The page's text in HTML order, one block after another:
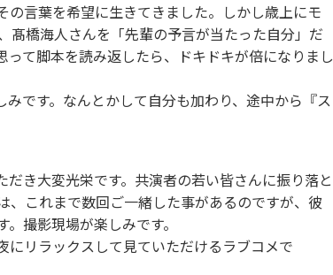
言葉を希望に生きてきました。しかし歳上にモ
橋海人さんを「先輩の予言が当たった自分」だ
て脚本を読み返したら、ドキドキが倍になりまし
です。なんとかして自分も加わり、途中から『ス
き大変光栄です。共演者の若い皆さんに振り落と
これまで数回ご一緒した事があるのですが、彼
撮影現場が楽しみです。
リラックスして見ていただけるラブコメで